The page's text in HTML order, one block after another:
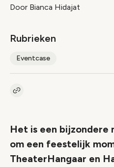
Door Bianca Hidajat
Rubrieken
Eventcase
Kopieer link naar artikel
Het is een bijzondere
om een feestelijk
TheaterHangaar en